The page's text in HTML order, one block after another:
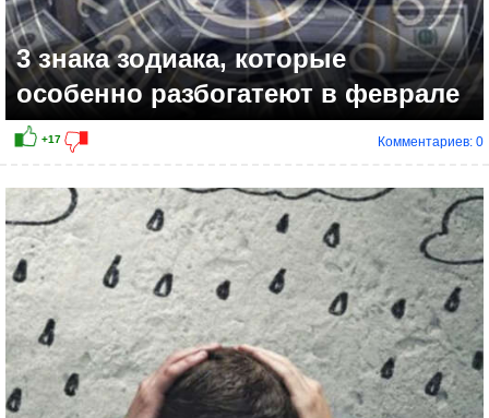
3 знака зодиака, которые
особенно разбогатеют в феврале
Комментариев: 0